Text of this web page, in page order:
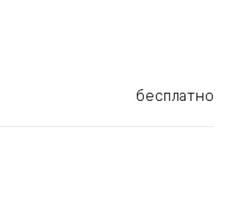
бесплатно